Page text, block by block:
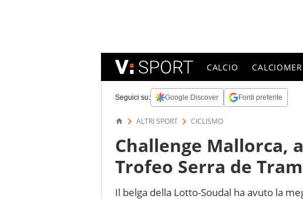
CALCIO
Seguici su: Google Discover Fonti preferite
ALTRI SPORT CICLISMO
Challenge Mallorca,
Trofeo Serra de
Il belga della Lotto-Soudal ha avuto la